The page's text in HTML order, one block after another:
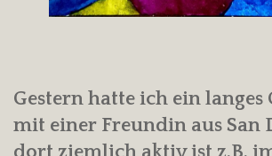
Gestern hatte ich ein langes
mit einer Freundin aus San